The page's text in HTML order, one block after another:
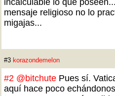
incalculable lo que
mensaje religioso no lo
migajas...
#3 korazondemelon
#2 @bitchute Pues sí.
aquí hace poco